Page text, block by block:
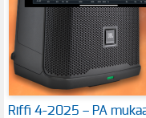
Riffi 4-2025 – PA